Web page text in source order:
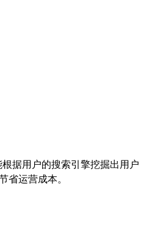
据用户的搜索引擎挖掘出用户
省运营成本。